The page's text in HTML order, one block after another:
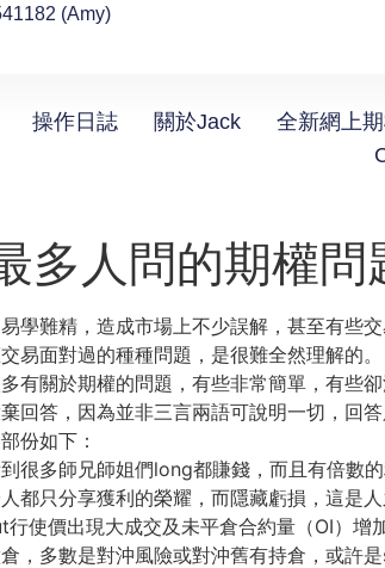
(Amy)
操作日誌 關於Jack 全新網上
多人問的期權問
學難精，造成市場上不少誤解，甚至有些
易面對過的種種問題，是很難全然理解的。
有關於期權的問題，有些非常簡單，有些
回答，因為並非三言兩語可說明一切，回
份如下：
很多師兄師姐們long都賺錢，而且有倍數
都只分享獲利的榮耀，而隱藏虧損，這是人
行使價出現大成交及未平倉合約量（OI）
，多數是對沖風險或對沖舊有持倉，或